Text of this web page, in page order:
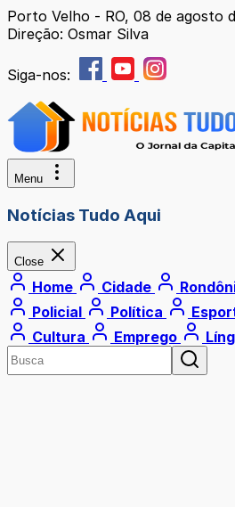
Porto Velho - RO, 08 de agosto
Direção: Osmar Silva
Siga-nos:
Menu
Notícias Tudo Aqui
Close
Home Cidade
Policial
Política
Cultura
Emprego